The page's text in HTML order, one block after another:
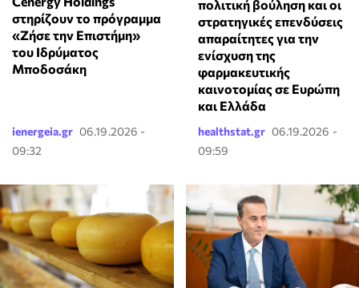
στηρίζουν το πρόγραμμα
«Ζήσε την Επιστήμη»
του Ιδρύματος
Μποδοσάκη
ienergeia.gr 06.19.2026 -
09:32
πολιτική βούληση και οι
στρατηγικές επενδύσεις
απαραίτητες για την
ενίσχυση της
φαρμακευτικής
καινοτομίας σε Ευρώπη
και Ελλάδα
healthstat.gr 06.19.2026 -
09:59